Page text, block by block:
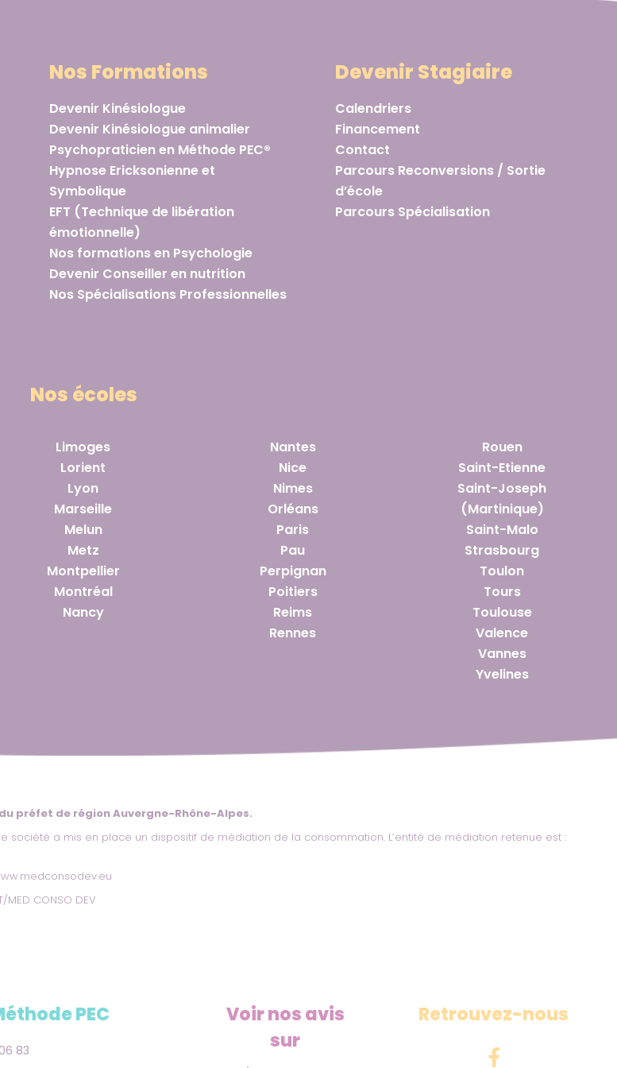
Nos Formations
Devenir Kinésiologue
Devenir Kinésiologue animalier
Psychopraticien en Méthode PEC®
Hypnose Ericksonienne et
Symbolique
EFT (Technique de libération
émotionnelle)
Nos formations en Psychologie
Devenir Conseiller en nutrition
Nos Spécialisations Professionnelles
Devenir Stagiaire
Calendriers
Financement
Contact
Parcours Reconversions / Sortie
d’école
Parcours Spécialisation
Nos écoles
Limoges
Lorient
Lyon
Marseille
Melun
Metz
Montpellier
Montréal
Nancy
Nantes
Nice
Nimes
Orléans
Paris
Pau
Perpignan
Poitiers
Reims
Rennes
Rouen
Saint-Etienne
Saint-Joseph
(Martinique)
Saint-Malo
Strasbourg
Toulon
Tours
Toulouse
Valence
Vannes
Yvelines
préfet de région Auvergne-Rhône-Alpes.
société a mis en place un dispositif de médiation de la consommation. L’entité de médiation retenue est :
MED CONSO DEV
PEC
83
Voir nos avis
sur
Retrouvez-nous